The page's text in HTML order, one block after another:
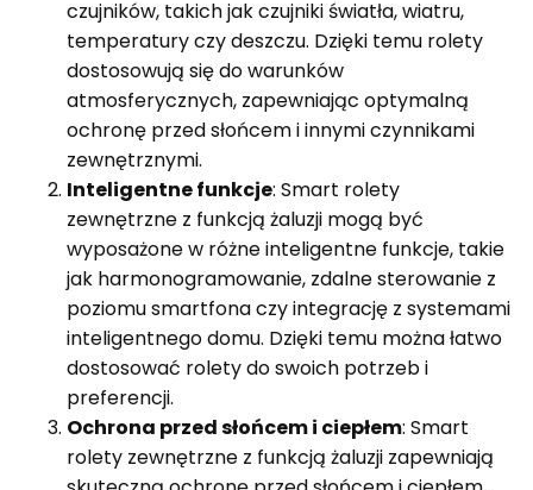
czujników, takich jak czujniki światła, wiatru,
temperatury czy deszczu. Dzięki temu rolety
dostosowują się do warunków
atmosferycznych, zapewniając optymalną
ochronę przed słońcem i innymi czynnikami
zewnętrznymi.
Inteligentne funkcje: Smart rolety
zewnętrzne z funkcją żaluzji mogą być
wyposażone w różne inteligentne funkcje, takie
jak harmonogramowanie, zdalne sterowanie z
poziomu smartfona czy integrację z systemami
inteligentnego domu. Dzięki temu można łatwo
dostosować rolety do swoich potrzeb i
preferencji.
Ochrona przed słońcem i ciepłem: Smart
rolety zewnętrzne z funkcją żaluzji zapewniają